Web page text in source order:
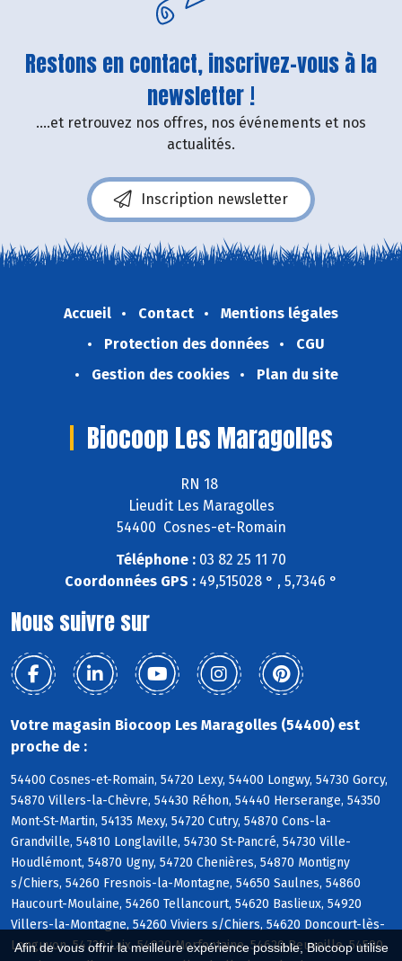
Afin de vous offrir la meilleure expérience possible, Biocoop utilise
Restons en contact, inscrivez-vous à la
newsletter !
....et retrouvez nos offres, nos événements et nos
actualités.
Inscription newsletter
Accueil Contact
Mentions légales
Protection des données
CGU
Gestion des cookies
Plan du site
Biocoop Les Maragolles
RN 18
Lieudit Les Maragolles
54400 Cosnes-et-Romain
Téléphone : 03 82 25 11 70
Coordonnées GPS : 49,515028 ° , 5,7346 °
Nous suivre sur
Votre magasin Biocoop Les Maragolles (54400) est
proche de :
54400 Cosnes-et-Romain, 54720 Lexy, 54400 Longwy, 54730 Gorcy,
54870 Villers-la-Chèvre, 54430 Réhon, 54440 Herserange, 54350
Mont-St-Martin, 54135 Mexy, 54720 Cutry, 54870 Cons-la-
Grandville, 54810 Longlaville, 54730 St-Pancré, 54730 Ville-
Houdlémont, 54870 Ugny, 54720 Chenières, 54870 Montigny
s/Chiers, 54260 Fresnois-la-Montagne, 54650 Saulnes, 54860
Haucourt-Moulaine, 54260 Tellancourt, 54620 Baslieux, 54920
Villers-la-Montagne, 54260 Viviers s/Chiers, 54620 Doncourt-lès-
Longuyon, 54720 Laix, 54920 Morfontaine, 54620 Beuveille, 54590